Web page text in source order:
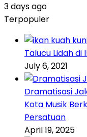
3 days ago
Terpopuler
Talucu Lidah di
July 6, 2021
Dramatisasi
Kota Musik
Persatuan
April 19, 2025